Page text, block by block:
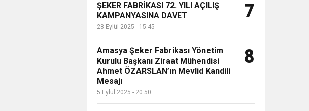
ŞEKER FABRİKASI 72. YILI AÇILIŞ
KAMPANYASINA DAVET
28 Eylül 2025 - 15:45
7
Amasya Şeker Fabrikası Yönetim
Kurulu Başkanı Ziraat Mühendisi
Ahmet ÖZARSLAN’ın Mevlid Kandili
Mesajı
5 Eylül 2025 - 20:50
8